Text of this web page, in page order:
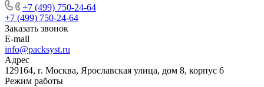
+7 (499) 750-24-64
+7 (499) 750-24-64
Заказать звонок
E-mail
info@packsyst.ru
Адрес
129164, г. Москва, Ярославская улица, дом 8, корпус 6
Режим работы